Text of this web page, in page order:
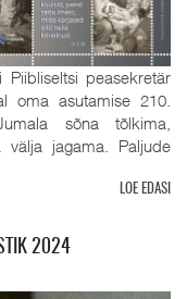
peasekretär
oma asutamise 210.
sõna tõlkima,
jagama. Paljude
LOE EDASI
2024